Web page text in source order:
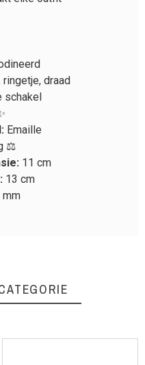
ringetje, draad
schakel
Emaille
⚖️
11 cm
13 cm
mm